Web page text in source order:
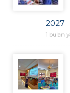
2027
1 bulan